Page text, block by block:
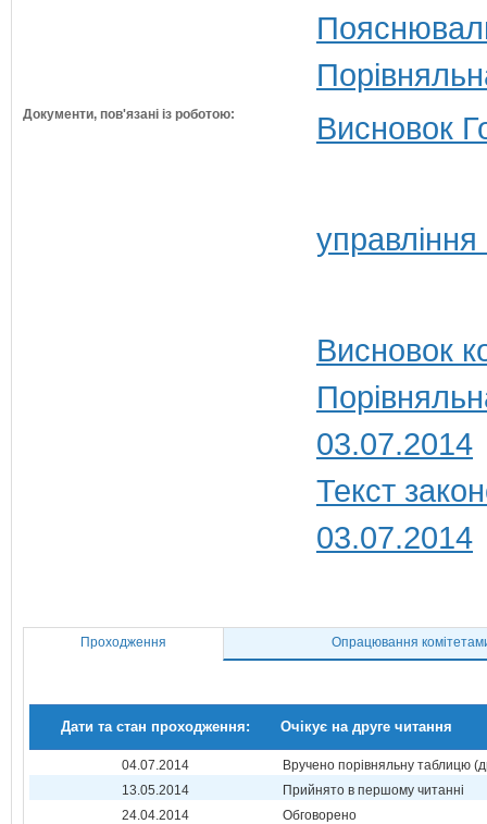
Документи, пов'язані із роботою: Висновок
Висновок
03.07.2014
Текст
03.07.2014
Проходження Опрацювання
Дати та стан проходження: Очікує на друге читання
04.07.2014
Вручено порівняльну таблицю
13.05.2014
Прийнято в першому читанні
24.04.2014
Обговорено